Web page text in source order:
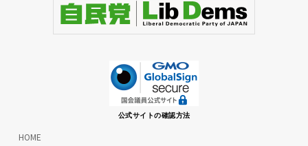
公式サイトの確認方法
HOME